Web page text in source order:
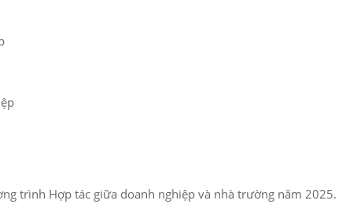
trình Hợp tác giữa doanh nghiệp và nhà trường năm 2025.